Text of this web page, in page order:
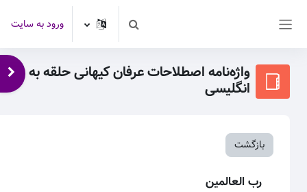
Toggle search inputورود به سایت
واژه‌نامه اصطلاحات عرفان کیهانی حلقه به
انگلیسی
بازگشت
رب العالمین